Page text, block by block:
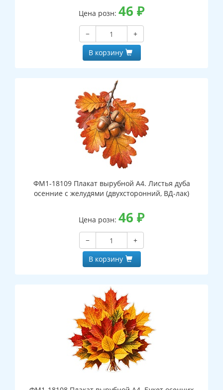
Цена розн: 46 ₽
−
+
В корзину
ФМ1-18109 Плакат вырубной А4. Листья дуба
осенние с желудями (двухсторонний, ВД-лак)
Цена розн: 46 ₽
−
+
В корзину